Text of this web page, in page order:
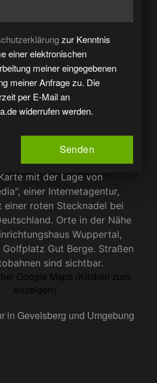
zur Kenntnis
einer elektronischen
meiner eingegebenen
meiner Anfrage zu. Die
per E-Mail an
widerrufen werden.
Senden
Google Maps (Klicken zum
anzeigen)
in Gevelsberg und Umgebung